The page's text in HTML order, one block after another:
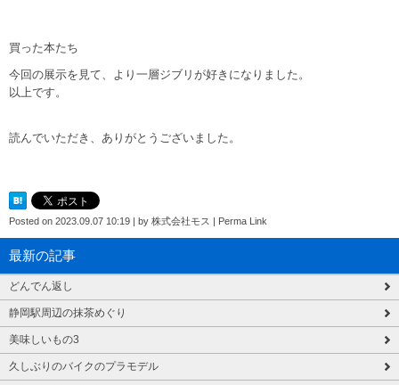
買った本たち
今回の展示を見て、より一層ジブリが好きになりました。
以上です。
読んでいただき、ありがとうございました。
Posted on 2023.09.07 10:19 | by 株式会社モス | Perma Link
最新の記事
どんでん返し
静岡駅周辺の抹茶めぐり
美味しいもの3
久しぶりのバイクのプラモデル